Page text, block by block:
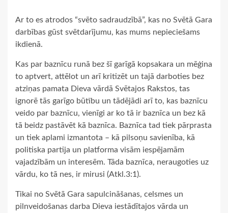
Ar to es atrodos “svēto sadraudzībā”, kas no Svētā Gara
darbības gūst svētdarījumu, kas mums nepieciešams
ikdienā.
Kas par baznīcu runā bez šī garīgā kopsakara un mēģina
to aptvert, attēlot un arī kritizēt un tajā darboties bez
atziņas pamata Dieva vārdā Svētajos Rakstos, tas
ignorē tās garīgo būtību un tādējādi arī to, kas baznīcu
veido par baznīcu, vienīgi ar ko tā ir baznīca un bez kā
tā beidz pastāvēt kā baznīca. Baznīca tad tiek pārprasta
un tiek aplami izmantota – kā pilsoņu savienība, kā
politiska partija un platforma visām iespējamām
vajadzībām un interesēm. Tāda baznīca, neraugoties uz
vārdu, ko tā nes, ir mirusi (Atkl.3:1).
Tikai no Svētā Gara sapulcināšanas, celsmes un
pilnveidošanas darba Dieva iestādītajos vārda un